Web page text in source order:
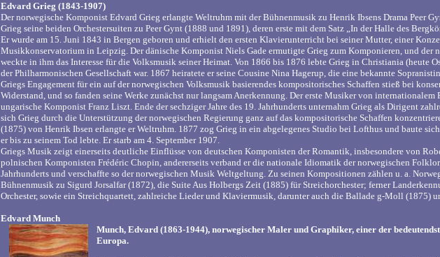
Edvard Grieg (1843-1907)
Der norwegische Komponist Edvard Grieg erlangte Weltruhm mit der Bühnenmusik zu Henrik Ibsens Drama Peer
Grieg seine beiden Orchestersuiten zu Peer Gynt (1888 und 1891), deren erste mit dem Satz „In der Halle des
Er wurde am 15. Juni 1843 in Bergen geboren und erhielt den ersten Klavierunterricht bei seiner Mutter, einer
Musikkonservatorium in Leipzig. Der dänische Komponist Niels Gade ermutigte Grieg zum Komponieren, und der
weckte in ihm das Interesse für die Volksmusik seiner Heimat. Von 1866 bis 1876 lebte Grieg in Christiania (heute
der Philharmonischen Gesellschaft war. 1867 heiratete er seine Cousine Nina Hagerup, die eine bekannte
Griegs Engagement für ein auf der norwegischen Volksmusik basierendes kompositorisches Schaffen stieß bei
Widerstand, und so fanden seine Werke zunächst nur langsam Anerkennung. Der erste Musiker von internationalem
ungarische Komponist Franz Liszt. Ende der sechziger Jahre des 19. Jahrhunderts unternahm Grieg als Dirigent
sich Grieg durch die Unterstützung der norwegischen Regierung ganz auf das kompositorische Schaffen
(1875) von Henrik Ibsen erlangte er Weltruhm. 1877 zog Grieg in ein abgelegenes Studio bei Lofthus und baute
er bis zu seinem Tod lebte. Er starb am 4. September 1907.
Griegs Musik zeigt einerseits deutliche Einflüsse von deutschen Komponisten der Romantik, insbesondere von
polnischen Komponisten Frédéric Chopin, andererseits verband er die nationale Idiomatik der norwegischen
Jahrhunderts und verschaffte so der norwegischen Musik Weltgeltung. Zu seinen Kompositionen zählen u. a.
Bühnenmusik zu Sigurd Jorsalfar (1872), die Suite Aus Holbergs Zeit (1885) für Streichorchester; ferner
Orchester, sowie ein Streichquartett, zahlreiche Lieder und Klaviermusik, darunter auch die Ballade g-Moll (1875)
Edvard Munch
Munch, Edvard (1863-1944), norwegischer Maler und Graphiker, einer der
Europa.